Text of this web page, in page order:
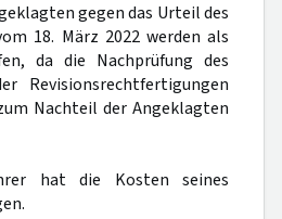
gegen das Urteil des
18. März 2022 werden als
da die Nachprüfung des
Revisionsrechtfertigungen
Nachteil der Angeklagten
hat die Kosten seines